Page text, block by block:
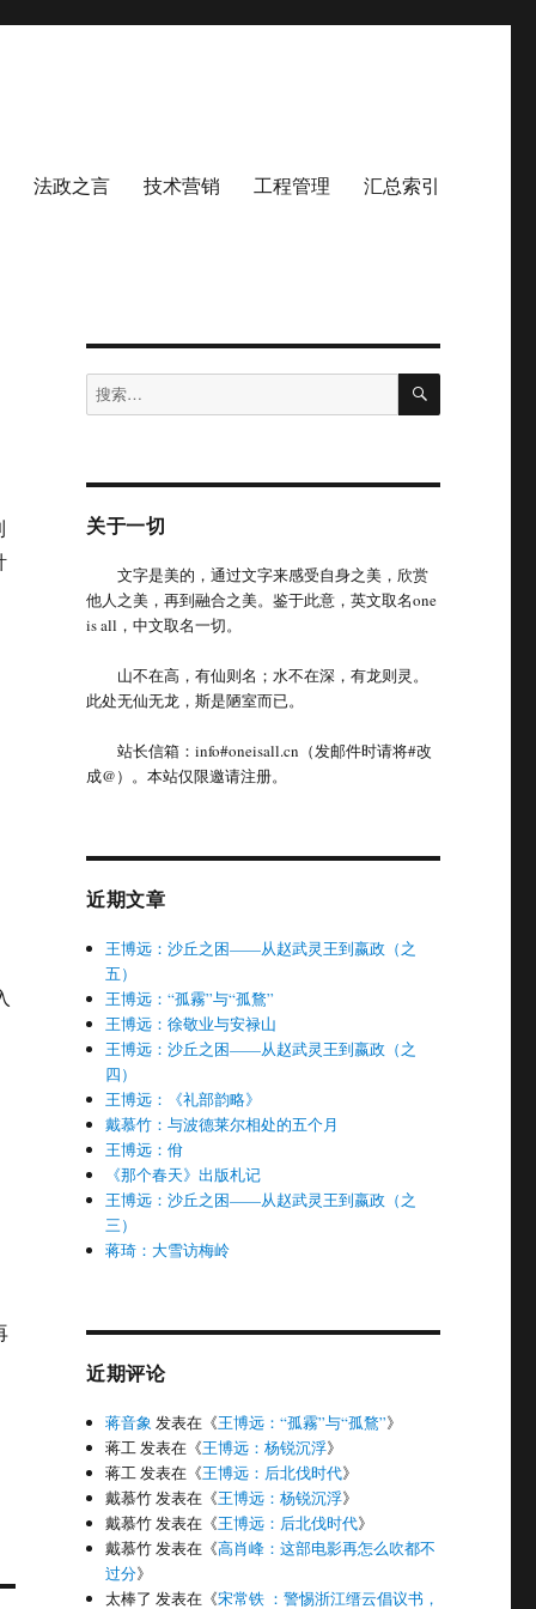
法政之言 技术营销 工程管理 汇总索引
搜
索：
搜
关于一切
文字是美的，通过文字来感受自身之美，欣赏
他人之美，再到融合之美。鉴于此意，英文取名one
is all，中文取名一切。
山不在高，有仙则名；水不在深，有龙则灵。
此处无仙无龙，斯是陋室而已。
站长信箱：info#oneisall.cn（发邮件时请将#改
成@）。本站仅限邀请注册。
近期文章
王博远：沙丘之困——从赵武灵王到嬴政（之
五）
王博远：“孤霧”与“孤鶩”
王博远：徐敬业与安禄山
王博远：沙丘之困——从赵武灵王到嬴政（之
四）
王博远：《礼部韵略》
戴慕竹：与波德莱尔相处的五个月
王博远：佾
《那个春天》出版札记
王博远：沙丘之困——从赵武灵王到嬴政（之
三）
蒋琦：大雪访梅岭
近期评论
蒋音象 发表在《王博远：“孤霧”与“孤鶩”》
蒋工发表在《王博远：杨锐沉浮》
蒋工发表在《王博远：后北伐时代》
戴慕竹发表在《王博远：杨锐沉浮》
戴慕竹发表在《王博远：后北伐时代》
戴慕竹发表在《高肖峰：这部电影再怎么吹都不
过分》
太棒了 发表在《宋常铁 ：警惕浙江缙云倡议书，